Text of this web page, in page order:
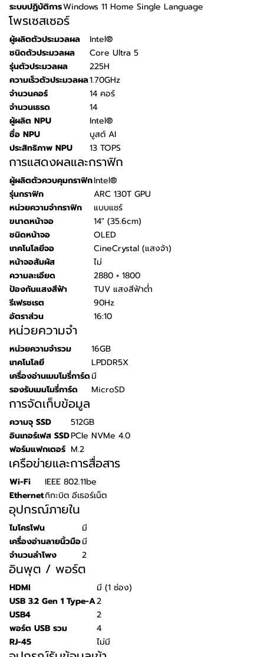
ระบบปฏิบัติการWindows 11 Home Single Language
โพรเซสเซอร์
ผู้ผลิตตัวประมวลผล
Intel®
ชนิดตัวประมวลผล
Core Ultra 5
รุ่นตัวประมวลผล
225H
ความเร็วตัวประมวลผล1.70GHz
จำนวนคอร์
14 คอร์
จำนวนเธรด
14
ผู้ผลิต NPU
Intel®
ชื่อ NPU
บูสต์ AI
ประสิทธิภาพ NPU
13 TOPS
การแสดงผลและกราฟิก
ผู้ผลิตตัวควบคุมกราฟิกIntel®
รุ่นกราฟิก
ARC 130T GPU
หน่วยความจำกราฟิก
แบบแชร์
ขนาดหน้าจอ
14" (35.6cm)
ชนิดหน้าจอ
OLED
เทคโนโลยีจอ
CineCrystal (แสงจ้า)
หน้าจอสัมผัส
ไม่
ความละเอียด
2880 × 1800
ป้องกันแสงสีฟ้า
TUV แสงสีฟ้าต่ำ
รีเฟรชเรต
90Hz
อัตราส่วน
16:10
หน่วยความจำ
หน่วยความจำรวม
16GB
เทคโนโลยี
LPDDR5X
เครื่องอ่านเมมโมรี่การ์ดมี
รองรับเมมโมรี่การ์ด
MicroSD
การจัดเก็บข้อมูล
ความจุ SSD
512GB
อินเทอร์เฟส SSDPCIe NVMe 4.0
ฟอร์มแฟกเตอร์ M.2
เครือข่ายและการสื่อสาร
Wi-Fi
IEEE 802.11be
Ethernetกิกะบิต อีเธอร์เน็ต
อุปกรณ์ภายใน
ไมโครโฟน
มี
เครื่องอ่านลายนิ้วมือมี
จำนวนลำโพง
2
อินพุต / พอร์ต
HDMI
มี (1 ช่อง)
USB 3.2 Gen 1 Type-A2
USB4
2
พอร์ต USB รวม
4
RJ-45
ไม่มี